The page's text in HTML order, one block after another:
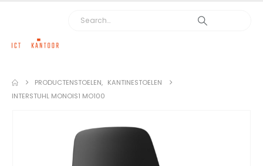
PRODUCTENSTOELEN, KANTINESTOELEN
INTERSTUHL MONOIS1 MO100